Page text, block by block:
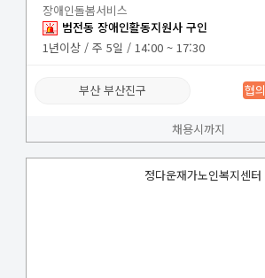
장애인돌봄서비스
범전동 장애인활동지원사 구인
1년이상 / 주 5일 / 14:00 ~ 17:30
부산 부산진구 협의
채용시까지
정다운재가노인복지센터